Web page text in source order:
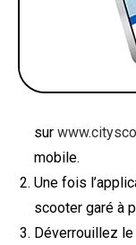
sur
mobile.
Une fois
scooter garé à
Déverrouillez le